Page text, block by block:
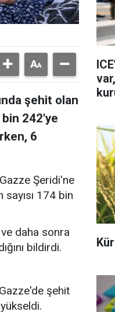
şehit olan
bin 242'ye
6
Şeridi'ne
sayısı 174 bin
daha sonra
bildirdi.
şehit